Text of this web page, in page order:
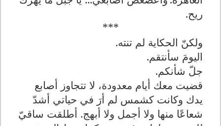
ريح.
***
ولكنّ الحكاية لم تنته.
اليومَ سأنتقم.
جلّ شأنكم.
قضيت معك أيام معدودة، لا تتجاوز أصابع
يدك وكانت كشمس لم أرَ في حياتي أشدّ
شعاعًا منها ولا أجمل ولا أبهج. أطلقت ساقيّ